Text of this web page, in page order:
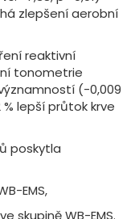
zlepšení aerobní
reaktivní
tonometrie
(-0,009
lepší průtok krve
poskytla
EMS,
skupině WB-EMS.